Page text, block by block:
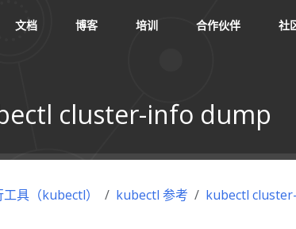
文档 博客 培训 合作伙伴 社
cluster-info dump
具（kubectl） kubectl 参考
kubectl